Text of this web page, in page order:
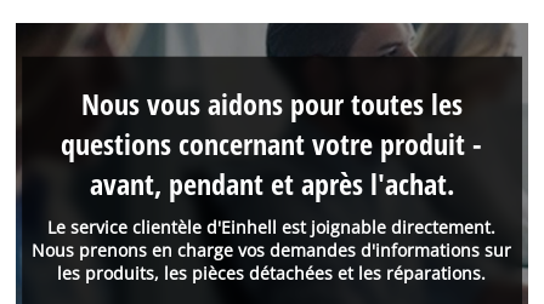
Le service clientèle d'Einhell est joignable directement.
Nous prenons en charge vos demandes d'informations sur
les produits, les pièces détachées et les réparations.
Nous vous aidons pour toutes les
questions concernant votre produit -
avant, pendant et après l'achat.